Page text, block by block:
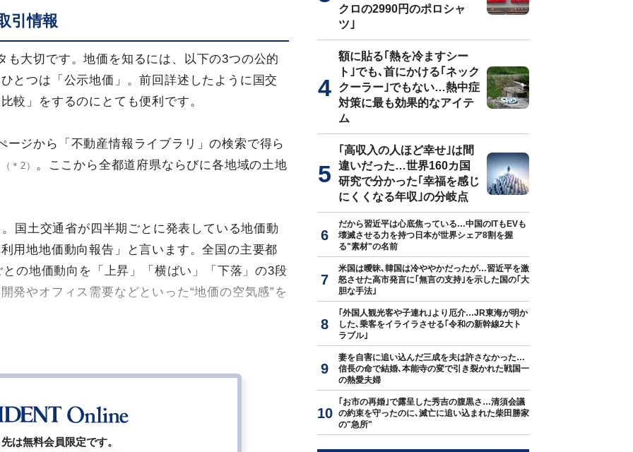
引情報
も大切です。地価を知るには、以下の3つの公的
とつは「公示地価」。前回詳述したように国交
較」をするのにとても便利です。
ジから「不動産情報ライブラリ」の検索で得ら
（＊2） 。ここから全都道府県ならびに各地域の土地
。国土交通省が四半期ごとに発表している地価動
用地地価動向報告」と言います。全国の主要都
の地価動向を「上昇」「横ばい」「下落」の3段
発やオフィス需要などといった“地価の空気感”を
は無料会員限定です。
クロの2990円のポロシャ
ツ｣
額に貼る｢熱を冷ますシー
ト｣でも､首にかける｢ネック
クーラー｣でもない…熱中症
対策に最も効果的なアイテ
ム
｢高収入の人ほど幸せ｣は間
違いだった…世界160カ国
研究で分かった｢幸福を感じ
にくくなる年収｣の分岐点
だから習近平は心底焦っている…中国のITもEVも
壊滅させる力を持つ日本が世界シェア8割を握
る"素材"の名前
米国は曖昧､韓国は冷ややかだったが…習近平を激
怒させた高市発言に｢無言の支持｣を示した国の｢大
胆な手法｣
｢外国人観光客や子連れ｣より厄介…JR東海が明か
した､乗客をイライラさせる｢令和の新幹線2大ト
ラブル｣
妻を自害に追い込んだ三成を夫は許さなかった…
信長の命で結婚､本能寺の変で引き裂かれた戦国一
の熱愛夫婦
｢お市の再婚｣で露呈した秀吉の腹黒さ…清須会議
の約束を守ったのに､滅亡に追い込まれた柴田勝家
の"急所"